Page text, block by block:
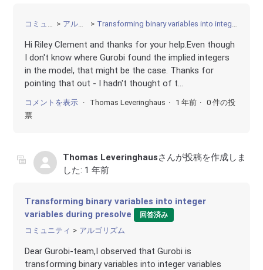
コミュニティ アルゴリズム Transforming binary variables into integer variables during presolve
Hi Riley Clement and thanks for your help.Even though
I don't know where Gurobi found the implied integers
in the model, that might be the case. Thanks for
pointing that out - I hadn't thought of t...
コメントを表示 Thomas Leveringhaus 1 年前
0 件の投
票
Thomas Leveringhausさんが投稿を作成しま
した: 1 年前
Transforming binary variables into integer
variables during presolve
回答済み
コミュニティ アルゴリズム
Dear Gurobi-team,I observed that Gurobi is
transforming binary variables into integer variables